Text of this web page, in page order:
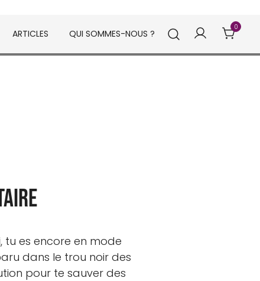
ARTICLES QUI SOMMES-NOUS ?
0
tu es encore en mode
dans le trou noir des
pour te sauver des